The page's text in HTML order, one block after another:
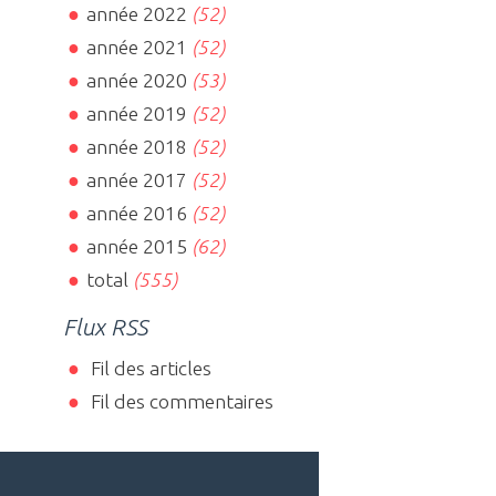
année 2022 (52)
année 2021 (52)
année 2020 (53)
année 2019 (52)
année 2018 (52)
année 2017 (52)
année 2016 (52)
année 2015 (62)
total (555)
Flux RSS
Fil des articles
Fil des commentaires